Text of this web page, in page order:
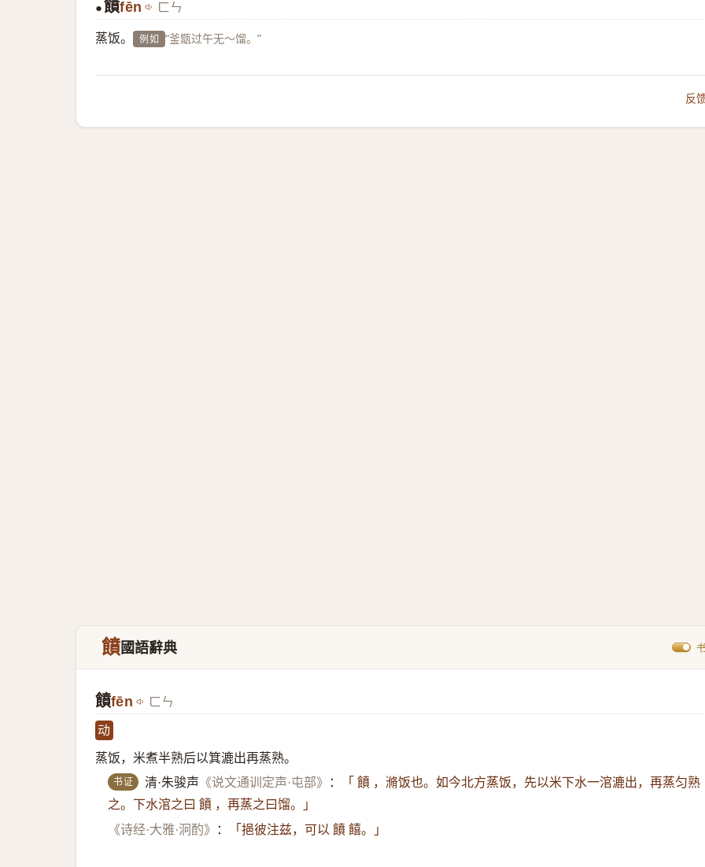
● 饙fēn ㄈㄣ
蒸饭。 例如 “釜甑过午无～馏。”
反
饙國語辭典
饙fēn ㄈㄣ
动
蒸饭，米煮半熟后以箕漉出再蒸熟。
书证 清·朱骏声 《说文通训定声·屯部》 ：
「 饙 ，滫饭也。如今北方蒸饭，先以米下水一涫漉出，再蒸匀熟
之。下水涫之曰 饙 ，再蒸之曰馏。」
《诗经·大雅·泂酌》
： 「挹彼注兹，可以 饙 饎。」